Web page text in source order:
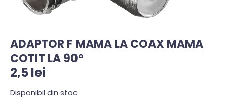
ADAPTOR F MAMA LA COAX MAMA
COTIT LA 90°
2,5lei
Disponibil din stoc